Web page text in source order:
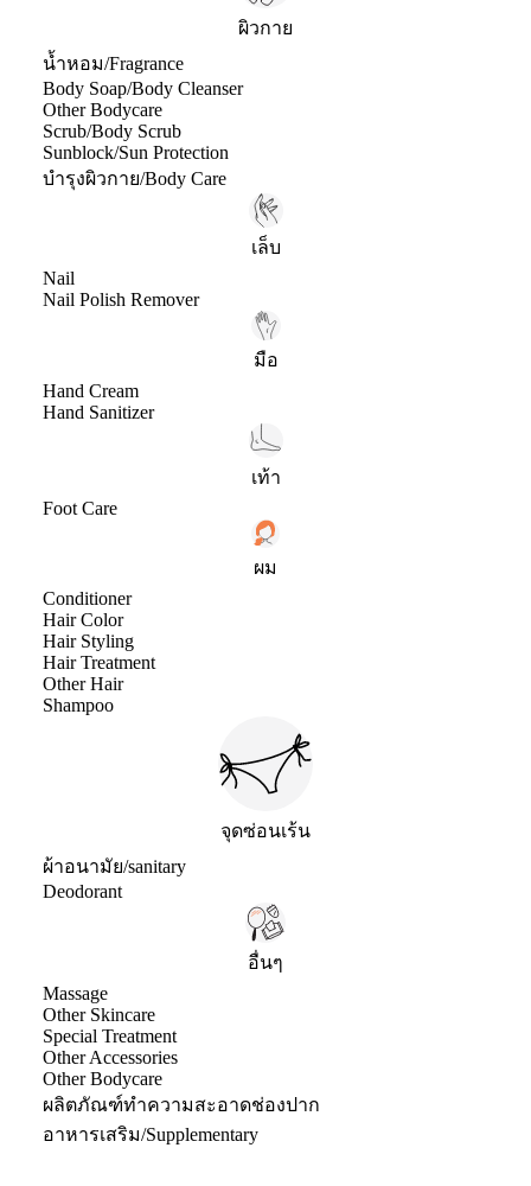
ผิวกาย
น้ำหอม/Fragrance
Body Soap/Body Cleanser
Other Bodycare
Scrub/Body Scrub
Sunblock/Sun Protection
บำรุงผิวกาย/Body Care
เล็บ
Nail
Nail Polish Remover
มือ
Hand Cream
Hand Sanitizer
เท้า
Foot Care
ผม
Conditioner
Hair Color
Hair Styling
Hair Treatment
Other Hair
Shampoo
จุดซ่อนเร้น
ผ้าอนามัย/sanitary
Deodorant
อื่นๆ
Massage
Other Skincare
Special Treatment
Other Accessories
Other Bodycare
ผลิตภัณฑ์ทำความสะอาดช่องปาก
อาหารเสริม/Supplementary